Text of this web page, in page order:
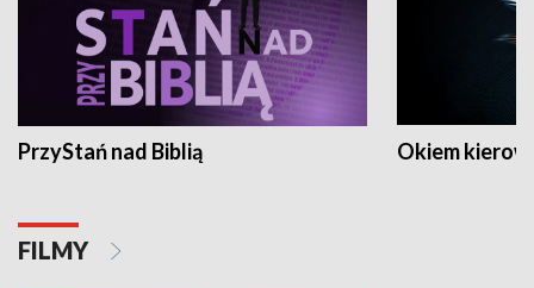
PrzyStań nad Biblią Okiem
FILMY